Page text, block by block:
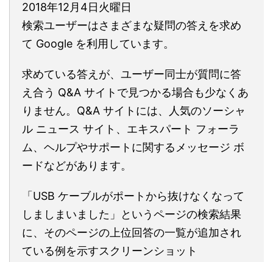
2018年12月4日火曜日
検索ユーザーはさまざまな疑問の答えを求め
て Google を利用しています。
求めている答えが、ユーザー同士が質問に答
え合う Q&A サイトで見つかる場合も少なくあ
りません。Q&A サイトには、人気のソーシャ
ル ニュース サイト、エキスパート フォーラ
ム、ヘルプやサポートに関するメッセージ ボ
ードなどがあります。
「USB ケーブルがポートから抜けなくなって
しましまいました」というページの検索結果
に、そのページの上位回答の一覧が追加され
ている例を示すスクリーンショット